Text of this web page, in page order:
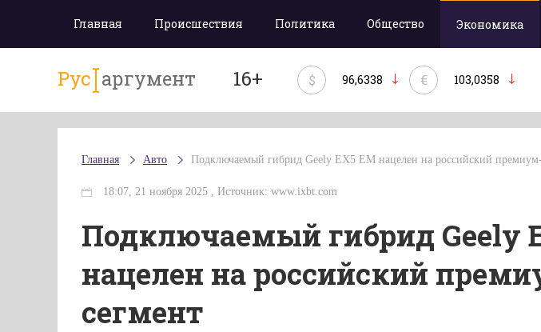
Главная Происшествия Политика Общество Экономика
Рус аргумент 16+ $ 96,6338 € 103,0358
Главная Авто Подключаемый гибрид Geely EX5 EM нацелен на российский
18:07, 21 ноября 2025 , Источник: www.ixbt.com
Подключаемый гибрид Geely
нацелен на российский
сегмент